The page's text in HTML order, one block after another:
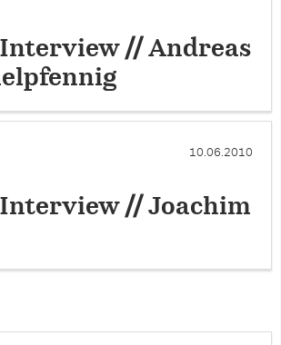
Interview // Andreas
10.06.2010
Interview // Joachim